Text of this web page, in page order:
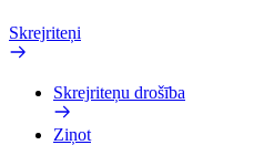
Skrejriteņi
Skrejriteņu drošība
Ziņot